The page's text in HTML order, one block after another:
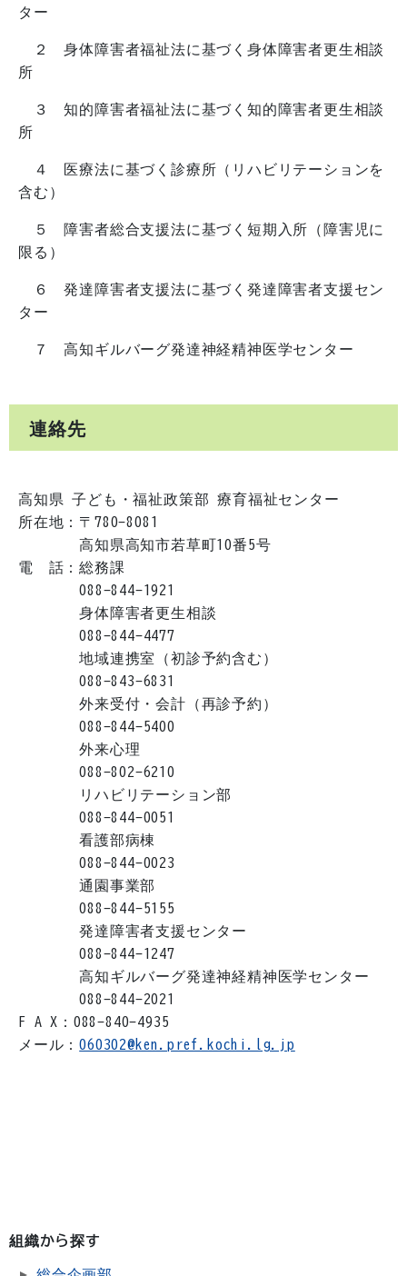
ター
２ 身体障害者福祉法に基づく身体障害者更生相談
所
３ 知的障害者福祉法に基づく知的障害者更生相談
所
４ 医療法に基づく診療所（リハビリテーションを
含む）
５ 障害者総合支援法に基づく短期入所（障害児に
限る）
６ 発達障害者支援法に基づく発達障害者支援セン
ター
７ 高知ギルバーグ発達神経精神医学センター
連絡先
高知県 子ども・福祉政策部 療育福祉センター
所在地：〒780-8081
高知県高知市若草町10番5号
電 話：総務課
088-844-1921
身体障害者更生相談
088-844-4477
地域連携室（初診予約含む）
088-843-6831
外来受付・会計（再診予約）
088-844-5400
外来心理
088-802-6210
リハビリテーション部
088-844-0051
看護部病棟
088-844-0023
通園事業部
088-844-5155
発達障害者支援センター
088-844-1247
高知ギルバーグ発達神経精神医学センター
088-844-2021
F A X：088-840-4935
メール：060302@ken.pref.kochi.lg.jp
組織から探す